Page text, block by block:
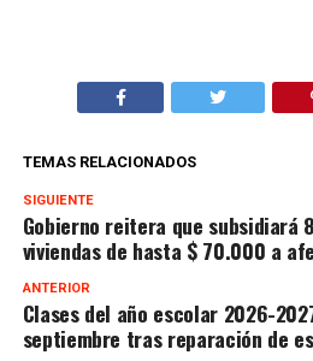
TEMAS RELACIONADOS
SIGUIENTE
Gobierno reitera que subsidiará
viviendas de hasta $ 70.000 a
ANTERIOR
Clases del año escolar 2026-
septiembre tras reparación de